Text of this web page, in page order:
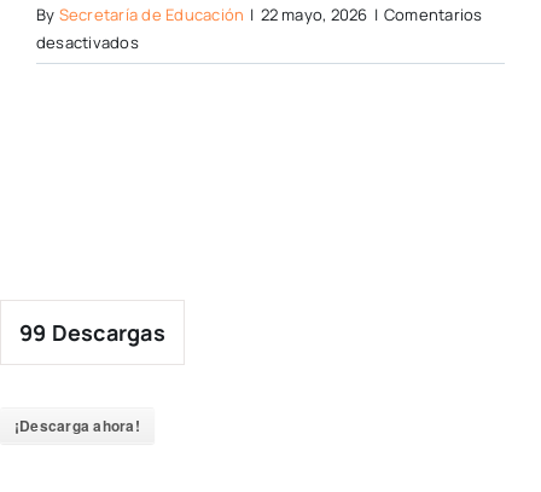
By Secretaría de Educación | 22 mayo, 2026 | Comentarios
desactivadosen
99 Descargas
¡Descarga ahora!